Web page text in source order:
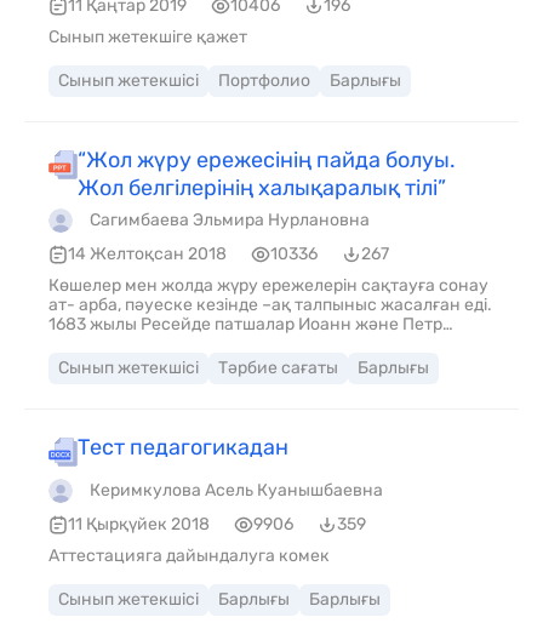
11 Қаңтар 2019 10406
196
Сынып жетекшіге қажет
Сынып жетекшісі Портфолио Барлығы
“Жол жүру ережесінің пайда болуы.
Жол белгілерінің халықаралық тілі”
Сагимбаева Эльмира Нурлановна
14 Желтоқсан 2018
10336
267
Көшелер мен жолда жүру ережелерін сақтауға сонау
ат- арба, пәуеске кезінде –ақ талпыныс жасалған еді.
1683 жылы Ресейде патшалар Иоанн және Петр
божымен басқаруға тыйым салынды. Ат айдаушы
жақсы көрінуі үшін салт мінуі керек болды. 1730 жылы
“Кімде- кім тәртіп бұзатын болса, жазаланады”
делінді. 1812 жылы жаңа ережеде оң жақты қозғалыс,
жылдамдықты шектеу, нөмірлік белгілер қойылды.
1968 жылы Венада өткен жолда жүру туралы
халыөаралық конференцияда “Жолда жүру ережесі”
Сынып жетекшісі Тәрбие сағаты Барлығы
Тест педагогикадан
Керимкулова Асель Куанышбаевна
11 Қырқүйек 2018
9906
359
Аттестацияга дайындалуга комек
Сынып жетекшісі Барлығы Барлығы